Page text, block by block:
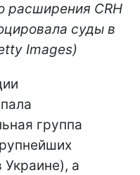
расширения CRH
суды в
Images)
группа
Украине), а